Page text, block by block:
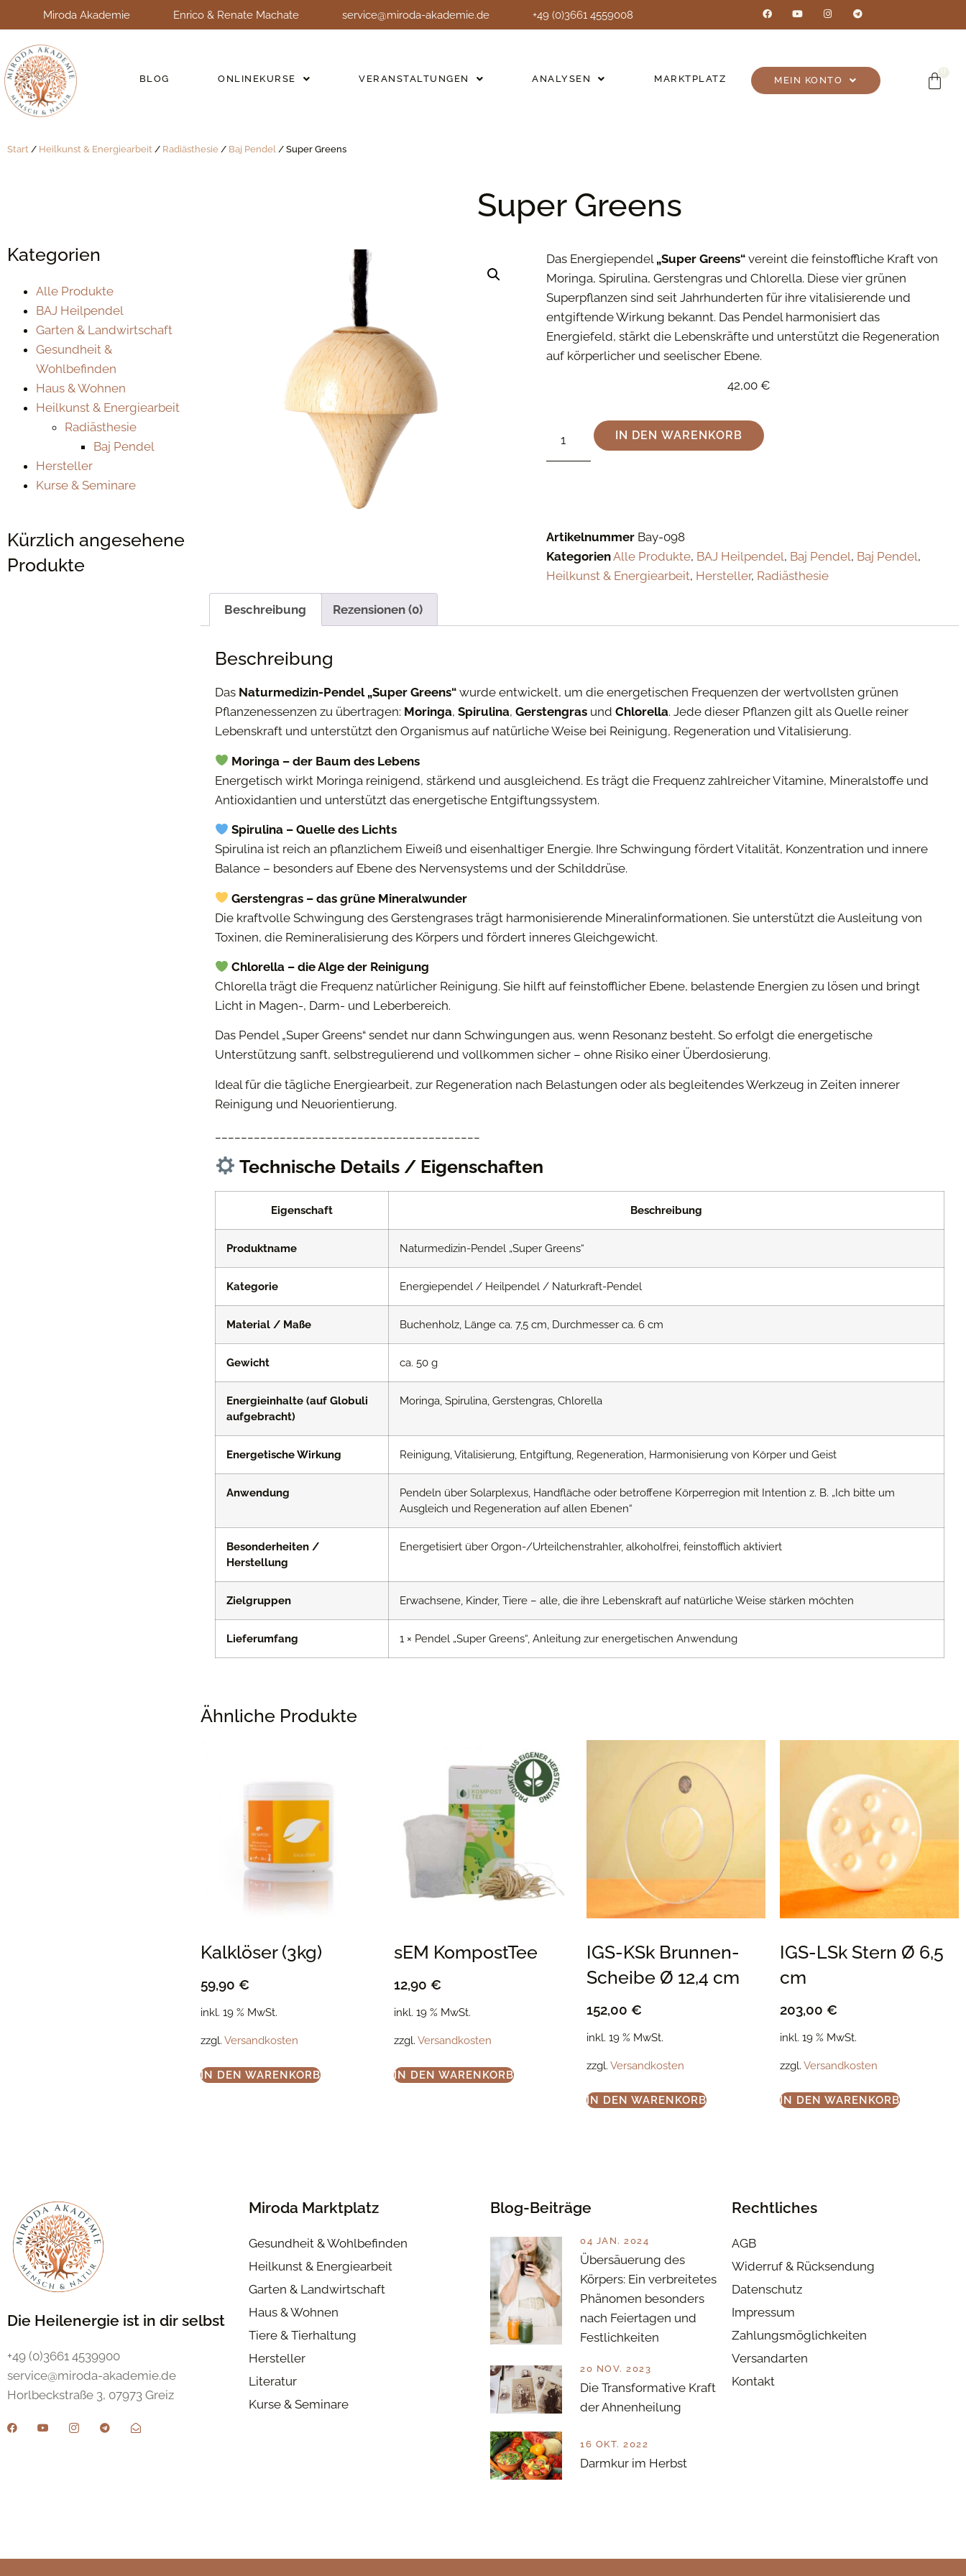
Miroda Akademie Enrico & Renate Machate service@miroda-akademie.de +49 (0)3661 4559008
BLOG ONLINEKURSE VERANSTALTUNGEN ANALYSEN MARKTPLATZ MEIN KONTO
Start / Heilkunst & Energiearbeit / Radiästhesie / Baj Pendel / Super Greens
Super Greens
Kategorien
Alle Produkte
BAJ Heilpendel
Garten & Landwirtschaft
Gesundheit &
Wohlbefinden
Haus & Wohnen
Heilkunst & Energiearbeit
Radiästhesie
Baj Pendel
Hersteller
Kurse & Seminare
Kürzlich angesehene
Produkte
Das Energiependel „Super Greens“ vereint die feinstoffliche Kraft von
Moringa, Spirulina, Gerstengras und Chlorella. Diese vier grünen
Superpflanzen sind seit Jahrhunderten für ihre vitalisierende und
entgiftende Wirkung bekannt. Das Pendel harmonisiert das
Energiefeld, stärkt die Lebenskräfte und unterstützt die Regeneration
auf körperlicher und seelischer Ebene.
42,00€
IN DEN WARENKORB
Artikelnummer Bay-098
KategorienAlle Produkte, BAJ Heilpendel, Baj Pendel, Baj Pendel,
Heilkunst & Energiearbeit, Hersteller, Radiästhesie
Beschreibung Rezensionen (0)
Beschreibung
Das Naturmedizin-Pendel „Super Greens“wurde entwickelt, um die energetischen Frequenzen der wertvollsten grünen
Pflanzenessenzen zu übertragen: Moringa, Spirulina, Gerstengrasund Chlorella. Jede dieser Pflanzen gilt als Quelle reiner
Lebenskraft und unterstützt den Organismus auf natürliche Weise bei Reinigung, Regeneration und Vitalisierung.
Moringa – der Baum des Lebens
Energetisch wirkt Moringa reinigend, stärkend und ausgleichend. Es trägt die Frequenz zahlreicher Vitamine, Mineralstoffe und
Antioxidantien und unterstützt das energetische Entgiftungssystem.
Spirulina – Quelle des Lichts
Spirulina ist reich an pflanzlichem Eiweiß und eisenhaltiger Energie. Ihre Schwingung fördert Vitalität, Konzentration und innere
Balance – besonders auf Ebene des Nervensystems und der Schilddrüse.
Gerstengras – das grüne Mineralwunder
Die kraftvolle Schwingung des Gerstengrases trägt harmonisierende Mineralinformationen. Sie unterstützt die Ausleitung von
Toxinen, die Remineralisierung des Körpers und fördert inneres Gleichgewicht.
Chlorella – die Alge der Reinigung
Chlorella trägt die Frequenz natürlicher Reinigung. Sie hilft auf feinstofflicher Ebene, belastende Energien zu lösen und bringt
Licht in Magen-, Darm- und Leberbereich.
Das Pendel „Super Greens“ sendet nur dann Schwingungen aus, wenn Resonanz besteht. So erfolgt die energetische
Unterstützung sanft, selbstregulierend und vollkommen sicher – ohne Risiko einer Überdosierung.
Ideal für die tägliche Energiearbeit, zur Regeneration nach Belastungen oder als begleitendes Werkzeug in Zeiten innerer
Reinigung und Neuorientierung.
Technische Details / Eigenschaften
Eigenschaft Beschreibung
Produktname Naturmedizin-Pendel „Super Greens“
Kategorie Energiependel / Heilpendel / Naturkraft-Pendel
Material / Maße Buchenholz, Länge ca. 7,5 cm, Durchmesser ca. 6 cm
Gewicht ca. 50 g
Energieinhalte (auf Globuli
aufgebracht)
Moringa, Spirulina, Gerstengras, Chlorella
Energetische Wirkung Reinigung, Vitalisierung, Entgiftung, Regeneration, Harmonisierung von Körper und Geist
Anwendung
Pendeln über Solarplexus, Handfläche oder betroffene Körperregion mit Intention z. B. „Ich bitte um
Ausgleich und Regeneration auf allen Ebenen“
Besonderheiten /
Herstellung
Energetisiert über Orgon-/Urteilchenstrahler, alkoholfrei, feinstofflich aktiviert
Zielgruppen Erwachsene, Kinder, Tiere – alle, die ihre Lebenskraft auf natürliche Weise stärken möchten
Lieferumfang 1 × Pendel „Super Greens“, Anleitung zur energetischen Anwendung
Ähnliche Produkte
Kalklöser (3kg)
59,90 €
inkl. 19 % MwSt.
zzgl. Versandkosten
IN DEN WARENKORB
sEM KompostTee
12,90 €
inkl. 19 % MwSt.
zzgl. Versandkosten
IN DEN WARENKORB
IGS-KSk Brunnen-
Scheibe Ø 12,4 cm
152,00€
inkl. 19 % MwSt.
zzgl.Versandkosten
IN DEN WARENKORB
IGS-LSk Stern Ø 6,5
cm
203,00€
inkl. 19 % MwSt.
zzgl.Versandkosten
IN DEN WARENKORB
Die Heilenergie ist in dir selbst
+49 (0)3661 4539900
service@miroda-akademie.de
Horlbeckstraße 3, 07973 Greiz
Miroda Marktplatz
Gesundheit & Wohlbefinden
Heilkunst & Energiearbeit
Garten & Landwirtschaft
Haus & Wohnen
Tiere & Tierhaltung
Hersteller
Literatur
Kurse & Seminare
Blog-Beiträge
04 JAN. 2024
Übersäuerung des
Körpers: Ein verbreitetes
Phänomen besonders
nach Feiertagen und
Festlichkeiten
20 NOV. 2023
Die Transformative Kraft
der Ahnenheilung
16 OKT. 2022
Darmkur im Herbst
Rechtliches
AGB
Widerruf & Rücksendung
Datenschutz
Impressum
Zahlungsmöglichkeiten
Versandarten
Kontakt